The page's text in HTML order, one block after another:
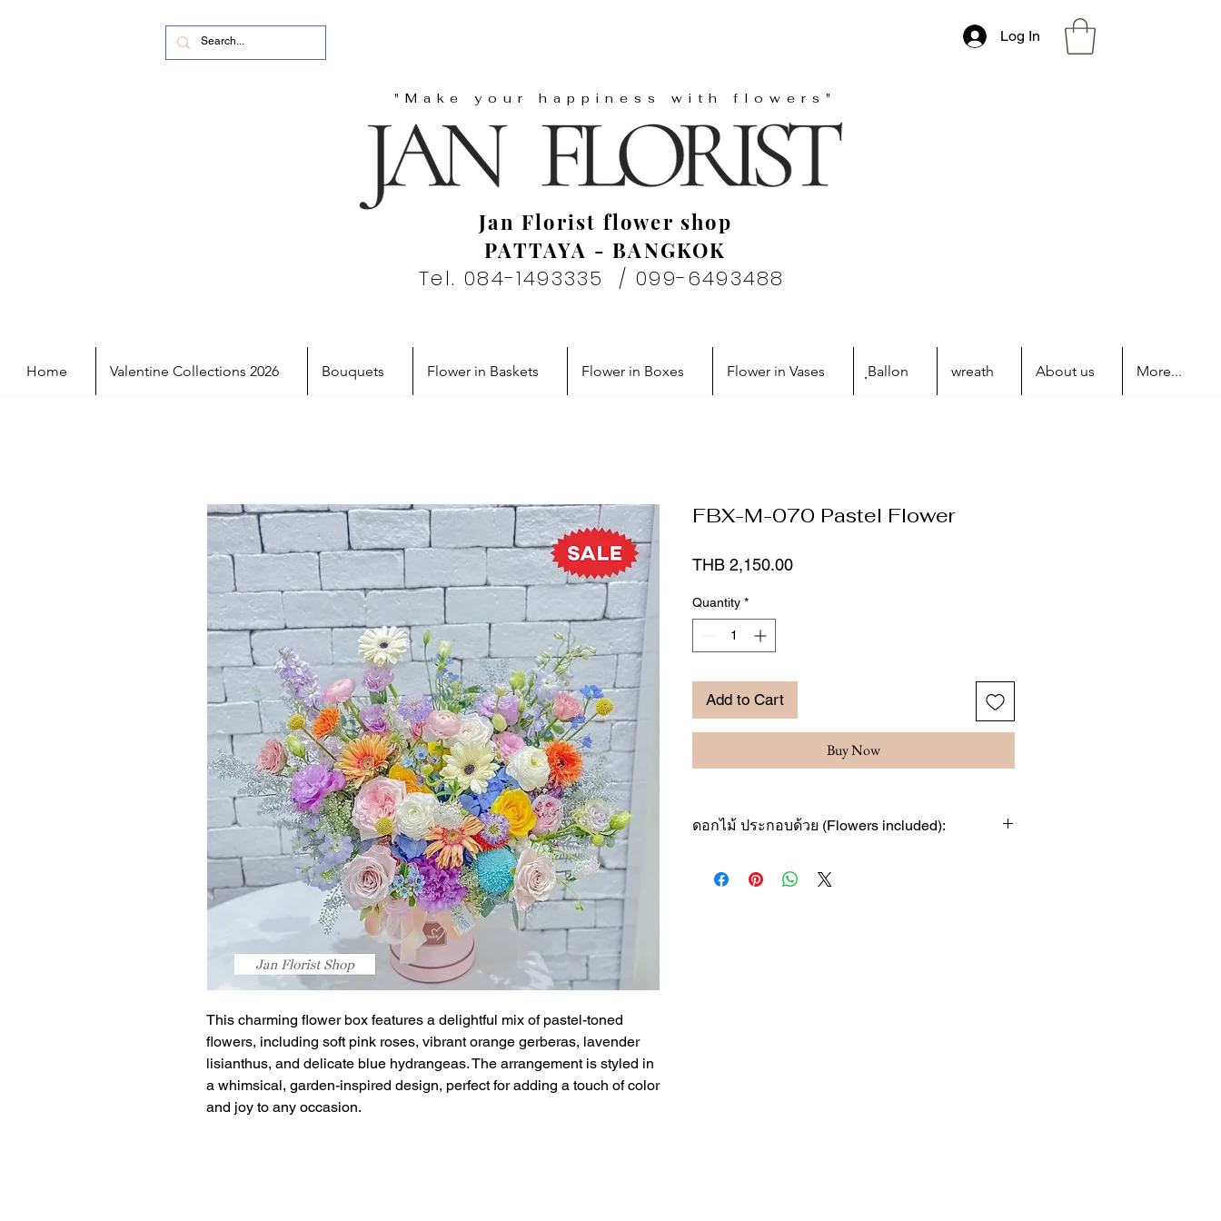
Log In
"Make your happiness with flowers"
Jan Florist flower shop
PATTAYA - BANGKOK
Tel. 084-1493335 / 099-6493488
Home Valentine Collections 2026 Bouquets Flower in Baskets Flower in Boxes Flower in Vases ฺBallon wreath About us More...
This charming flower box features a delightful mix of pastel-toned
flowers, including soft pink roses, vibrant orange gerberas, lavender
lisianthus, and delicate blue hydrangeas. The arrangement is styled in
a whimsical, garden-inspired design, perfect for adding a touch of color
and joy to any occasion.
FBX-M-070 Pastel Flower
THB 2,150.00Price
Quantity *
Add to Cart
Buy Now
ดอกไม้ ประกอบด้วย (Flowers included):
เยอบีร่าสีส้ม (Orange Gerberas)